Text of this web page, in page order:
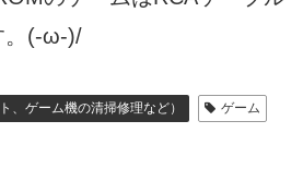
。(-ω-)/
、ゲーム機の清掃修理など）
ゲーム